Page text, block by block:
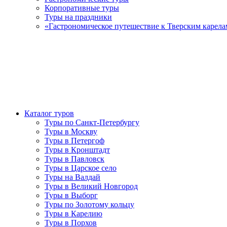
Корпоративные туры
Туры на праздники
«Гастрономическое путешествие к Тверским
Каталог туров
Туры по Санкт-Петербургу
Туры в Москву
Туры в Петергоф
Туры в Кронштадт
Туры в Павловск
Туры в Царское село
Туры на Валдай
Туры в Великий Новгород
Туры в Выборг
Туры по Золотому кольцу
Туры в Карелию
Туры в Порхов